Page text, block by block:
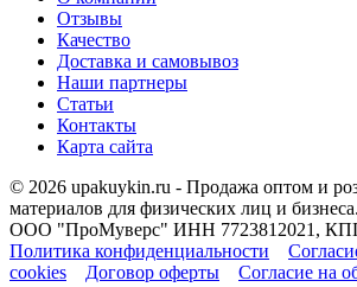
Отзывы
Качество
Доставка и самовывоз
Наши партнеры
Статьи
Контакты
Карта сайта
© 2026 upakuykin.ru - Продажа оптом и
материалов для физических лиц и бизнеса.
ООО "ПроМуверс" ИНН 7723812021,
Политика конфиденциальности
cookies
Договор оферты
Согласие на